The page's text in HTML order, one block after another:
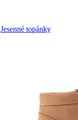
Jesenné topánky